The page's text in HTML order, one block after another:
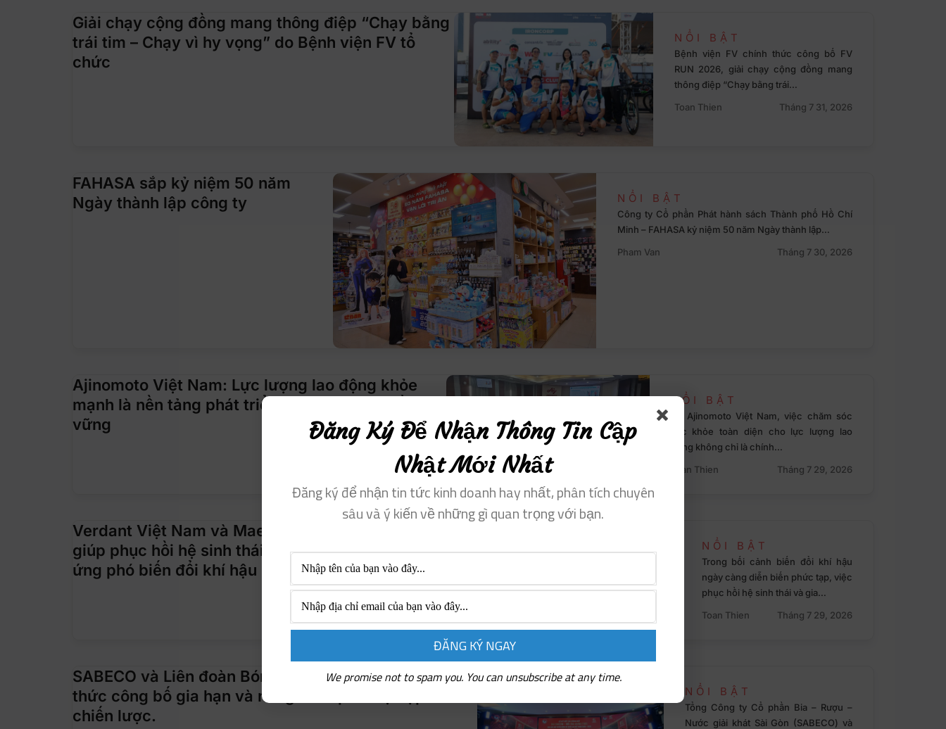
Giải chạy cộng đồng mang thông điệp “Chạy bằng
trái tim – Chạy vì hy vọng” do Bệnh viện FV tổ
chức
NỔI BẬT
Bệnh viện FV chính thức công bố FV
RUN 2026, giải chạy cộng đồng mang
thông điệp “Chạy bằng trái…
Toan Thien
Tháng 7 31, 2026
FAHASA sắp kỷ niệm 50 năm
Ngày thành lập công ty
NỔI BẬT
Công ty Cổ phần Phát hành sách Thành phố Hồ Chí
Minh – FAHASA kỷ niệm 50 năm Ngày thành lập…
Pham Van
Tháng 7 30, 2026
Ajinomoto Việt Nam: Lực lượng lao động khỏe
mạnh là nền tảng phát triển doanh nghiệp bền
vững
NỔI BẬT
Tại Ajinomoto Việt Nam, việc chăm sóc
sức khỏe toàn diện cho lực lượng lao
động không chỉ là chính…
Toan Thien
Tháng 7 29, 2026
Verdant Việt Nam và Maersk Việt Nam phối hợp trồng cây
giúp phục hồi hệ sinh thái, lan tỏa mảng xanh góp phần
ứng phó biến đổi khí hậu
NỔI BẬT
Trong bối cảnh biến đổi khí hậu
ngày càng diễn biến phức tạp, việc
phục hồi hệ sinh thái và gia…
Toan Thien
Tháng 7 29, 2026
SABECO và Liên đoàn Bóng đá Việt Nam (VFF) chính
thức công bố gia hạn và nâng tầm quan hệ hợp tác
chiến lược.
NỔI BẬT
Tổng Công ty Cổ phần Bia – Rượu –
Nước giải khát Sài Gòn (SABECO) và
Đăng Ký Để Nhận Thông Tin Cập
Nhật Mới Nhất
Đăng ký để nhận tin tức kinh doanh hay nhất, phân tích chuyên
sâu và ý kiến ​​về những gì quan trọng với bạn.
We promise not to spam you. You can unsubscribe at any time.